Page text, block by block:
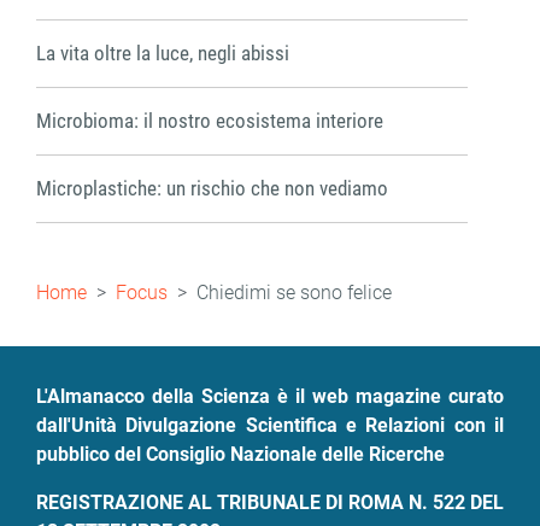
La vita oltre la luce, negli abissi
Microbioma: il nostro ecosistema interiore
Microplastiche: un rischio che non vediamo
Briciole
Home Focus Chiedimi se sono felice
L'Almanacco della Scienza è il web magazine curato
dall'Unità Divulgazione Scientifica e Relazioni con il
pubblico del Consiglio Nazionale delle Ricerche
REGISTRAZIONE AL TRIBUNALE DI ROMA N. 522 DEL